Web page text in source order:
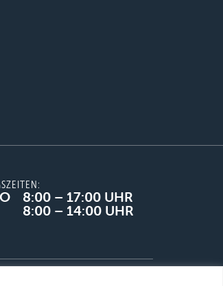
8:00 – 17:00 UHR
8:00 – 14:00 UHR